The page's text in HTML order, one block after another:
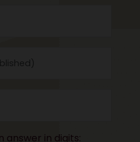
answer in digits: